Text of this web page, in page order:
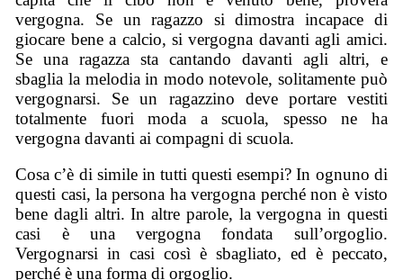
vergogna. Se un ragazzo si dimostra incapace di
giocare bene a calcio, si vergogna davanti agli amici.
Se una ragazza sta cantando davanti agli altri, e
sbaglia la melodia in modo notevole, solitamente può
vergognarsi. Se un ragazzino deve portare vestiti
totalmente fuori moda a scuola, spesso ne ha
vergogna davanti ai compagni di scuola.
Cosa c’è di simile in tutti questi esempi? In ognuno di
questi casi, la persona ha vergogna perché non è visto
bene dagli altri. In altre parole, la vergogna in questi
casi è una vergogna fondata sull’orgoglio.
Vergognarsi in casi così è sbagliato, ed è peccato,
perché è una forma di orgoglio.